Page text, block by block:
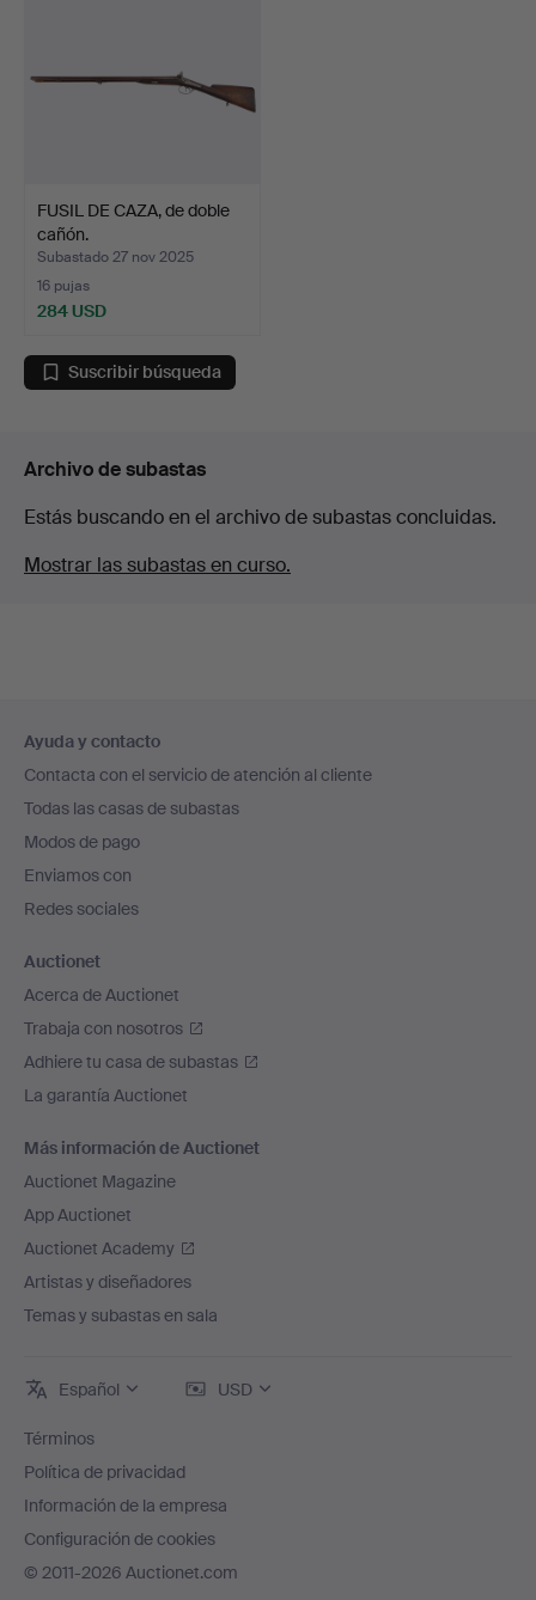
FUSIL DE CAZA, de doble
cañón.
Subastado 27 nov 2025
16 pujas
284 USD
Suscribir búsqueda
Archivo de subastas
Estás buscando en el archivo de subastas concluidas.
Mostrar las subastas en curso.
en
el
pie
de
página
Ayuda y contacto
Contacta con el servicio de atención al cliente
Todas las casas de subastas
Modos de pago
Enviamos con
Redes sociales
Auctionet
Acerca de Auctionet
Trabaja con nosotros
Adhiere tu casa de subastas
La garantía Auctionet
Más información de Auctionet
Auctionet Magazine
App Auctionet
Auctionet Academy
Artistas y diseñadores
Temas y subastas en sala
Español USD
Términos
Política de privacidad
Información de la empresa
Configuración de cookies
© 2011-2026 Auctionet.com